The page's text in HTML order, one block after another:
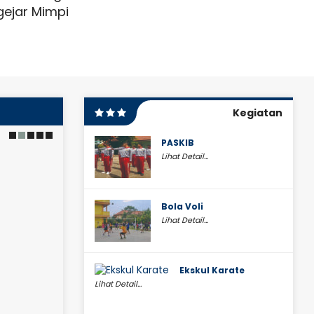
Mimpi
Beragama di SMA
Kegiatan
PASKIB
Lihat Detail...
Bola Voli
Lihat Detail...
Ekskul Karate
Lihat Detail...